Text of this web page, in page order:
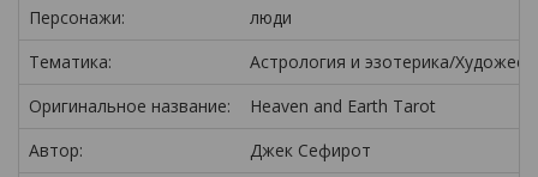
Персонажи:
люди
Тематика:
Астрология и эзотерика/
Оригинальное название:
Heaven and Earth Tarot
Автор:
Джек Сефирот